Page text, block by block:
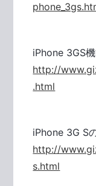
iPhone 3GS
http://
.html
iPhone 3G S
http://
s.html